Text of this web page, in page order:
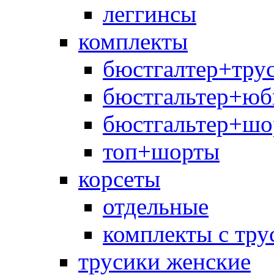
леггинсы
комплекты
топ+шорты
корсеты
отдельные
комплекты с
трусики женские